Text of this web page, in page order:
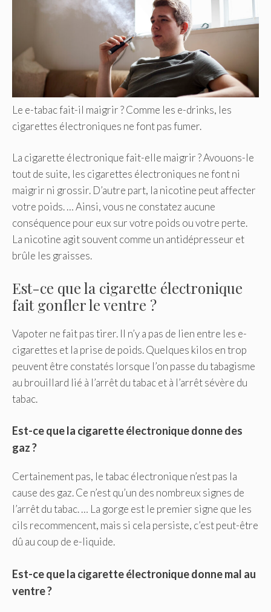
Le e-tabac fait-il maigrir ? Comme les e-drinks, les
cigarettes électroniques ne font pas fumer.
La cigarette électronique fait-elle maigrir ? Avouons-le
tout de suite, les cigarettes électroniques ne font ni
maigrir ni grossir. D’autre part, la nicotine peut affecter
votre poids. … Ainsi, vous ne constatez aucune
conséquence pour eux sur votre poids ou votre perte.
La nicotine agit souvent comme un antidépresseur et
brûle les graisses.
Est-ce que la cigarette électronique
fait gonfler le ventre ?
Vapoter ne fait pas tirer. Il n’y a pas de lien entre les e-
cigarettes et la prise de poids. Quelques kilos en trop
peuvent être constatés lorsque l’on passe du tabagisme
au brouillard lié à l’arrêt du tabac et à l’arrêt sévère du
tabac.
Est-ce que la cigarette électronique donne des
gaz ?
Certainement pas, le tabac électronique n’est pas la
cause des gaz. Ce n’est qu’un des nombreux signes de
l’arrêt du tabac. … La gorge est le premier signe que les
cils recommencent, mais si cela persiste, c’est peut-être
dû au coup de e-liquide.
Est-ce que la cigarette électronique donne mal au
ventre ?